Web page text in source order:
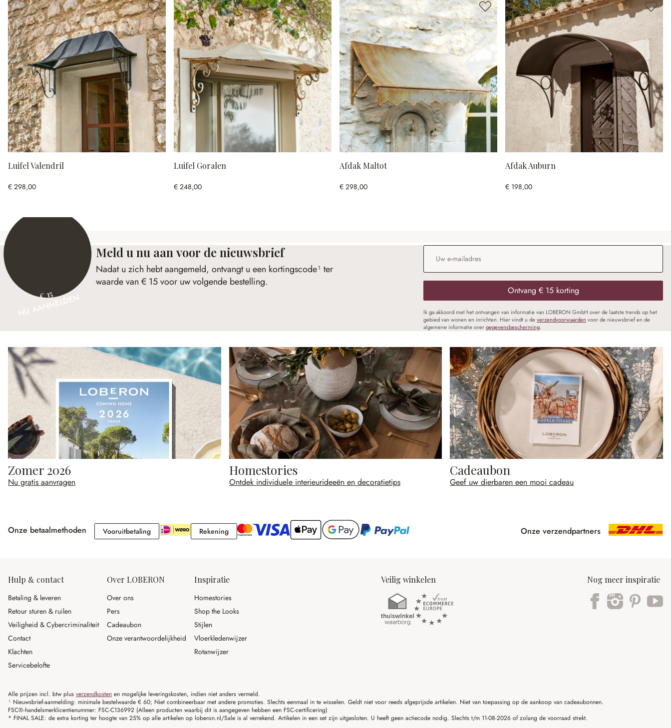
Luifel Valendril
€ 298,00
Luifel Goralen
€ 248,00
Afdak Maltot
€ 298,00
Afdak Auburn
€ 198,00
€ 15
NU AANMELDEN
Meld u nu aan voor de nieuwsbrief
Nadat u zich hebt aangemeld, ontvangt u een kortingscode¹ ter
waarde van € 15 voor uw volgende bestelling.
E-mailadres*
Ontvang € 15 korting
Ik ga akkoord met het ontvangen van informatie van LOBERON GmbH over de laatste trends op het
gebied van wonen en inrichten. Hier vindt u deverzendvoorwaarden voor de nieuwsbrief en de
algemene informatie overgegevensbescherming.
Zomer 2026
Nu gratis aanvragen
Homestories
Ontdek individuele interieurideeën en decoratietips
Cadeaubon
Geef uw dierbaren een mooi cadeau
Onze betaalmethoden VooruitbetalingVooruitbetaling RekeningRekening Onze verzendpartners
Hulp & contact
Betaling & leveren
Retour sturen & ruilen
Veiligheid & Cybercriminaliteit
Contact
Klachten
Servicebelofte
Over LOBERON
Over ons
Pers
Cadeaubon
Onze verantwoordelijkheid
Inspiratie
Homestories
Shop the Looks
Stijlen
Vloerkledenwijzer
Rotanwijzer
Veilig winkelen Nog meer inspiratie
Alle prijzen incl. btw plus verzendkosten en mogelijke leveringskosten, indien niet anders vermeld.
¹ Nieuwsbrief-aanmelding: minimale bestelwaarde € 60; Niet combineerbaar met andere promoties. Slechts eenmaal in te wisselen. Geldt niet voor reeds afgeprijsde artikelen. Niet van toepassing op de aankoop van cadeaubonnen.
FSC®-handelsmerklicentienummer: FSC-C136992 (Alleen producten waarbij dit is aangegeven hebben een FSC-certificering)
* FINAL SALE: de extra korting ter hoogte van 25% op alle artikelen op loberon.nl/Sale is al verrekend. Artikelen in een set zijn uitgesloten. U heeft geen actiecode nodig. Slechts t/m 11-08-2026 of zolang de voorraad strekt.